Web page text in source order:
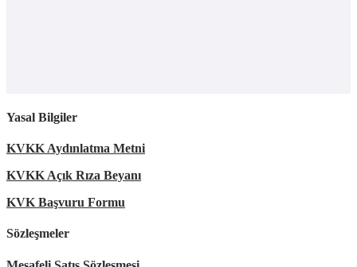
Yasal Bilgiler
KVKK Aydınlatma Metni
KVKK Açık Rıza Beyanı
KVK Başvuru Formu
Sözleşmeler